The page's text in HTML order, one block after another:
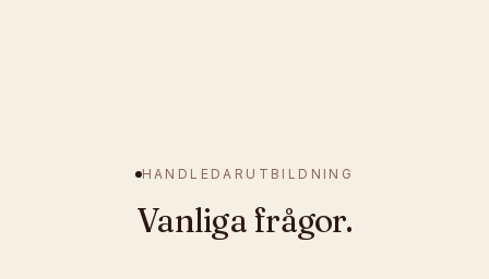
HANDLEDARUTBILDNING
Vanliga frågor.